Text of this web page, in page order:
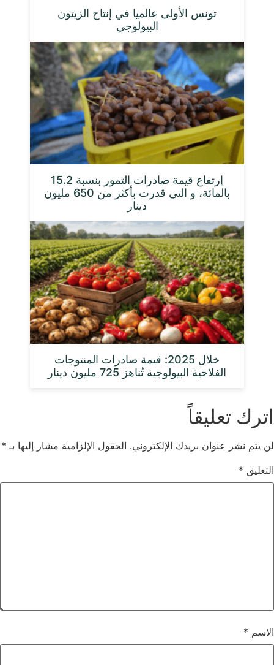
تونس الأولى عالميا في إنتاج الزيتون
البيولوجي
إرتفاع قيمة صادرات التمور بنسبة 15.2
بالمائة، و التي قدرت بأكثر من 650 مليون
دينار
خلال 2025: قيمة صادرات المنتوجات
الفلاحية البيولوجية تُناهز 725 مليون دينار
اترك تعليقاً
لن يتم نشر عنوان بريدك الإلكتروني. الحقول الإلزامية مشار إليها بـ *
التعليق *
الاسم *